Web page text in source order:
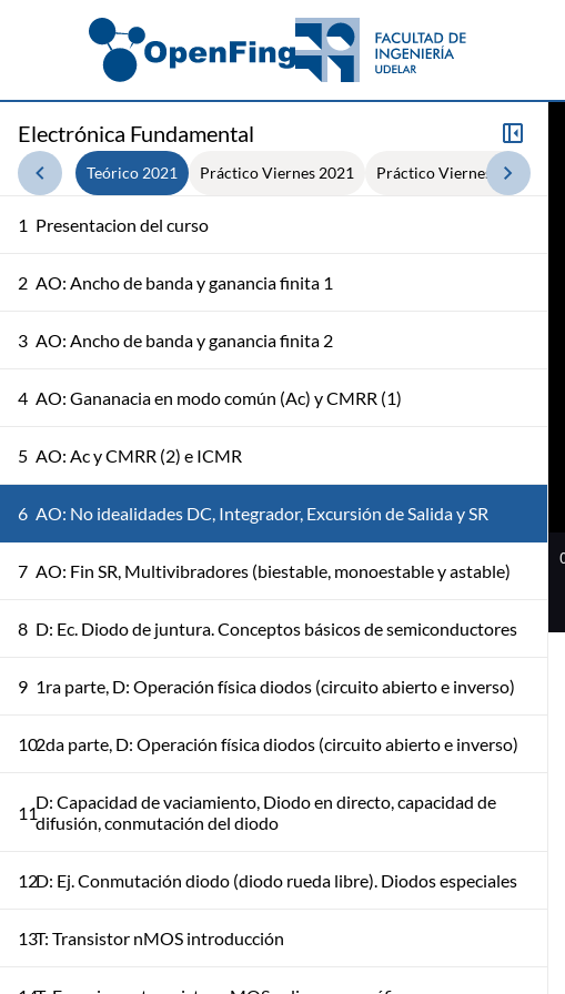
Electrónica Fundamental
Teórico 2021 Práctico Viernes 2021 Práctico Viernes 2020
1 Presentacion del curso
2 AO: Ancho de banda y ganancia finita 1
3 AO: Ancho de banda y ganancia finita 2
4 AO: Gananacia en modo común (Ac) y CMRR (1)
5 AO: Ac y CMRR (2) e ICMR
6 AO: No idealidades DC, Integrador, Excursión de Salida y SR
7 AO: Fin SR, Multivibradores (biestable, monoestable y astable)
8 D: Ec. Diodo de juntura. Conceptos básicos de semiconductores
9 1ra parte, D: Operación física diodos (circuito abierto e inverso)
102da parte, D: Operación física diodos (circuito abierto e inverso)
11D: Capacidad de vaciamiento, Diodo en directo, capacidad de
difusión, conmutación del diodo
12D: Ej. Conmutación diodo (diodo rueda libre). Diodos especiales
13T: Transistor nMOS introducción